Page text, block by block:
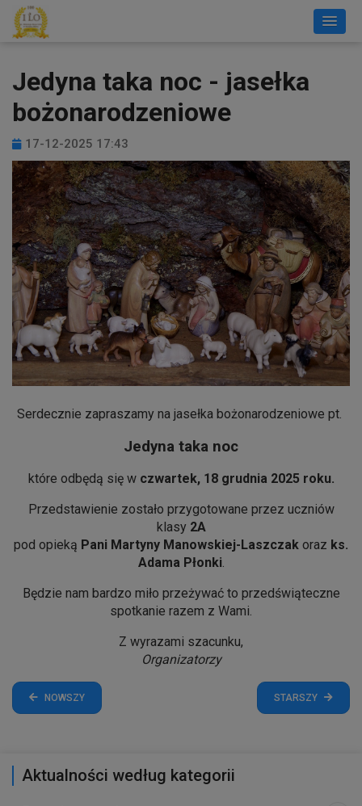
Jedyna taka noc - jasełka
bożonarodzeniowe
17-12-2025 17:43
Serdecznie zapraszamy na jasełka bożonarodzeniowe pt.
Jedyna taka noc
które odbędą się w czwartek, 18 grudnia 2025 roku.
Przedstawienie zostało przygotowane przez uczniów
klasy 2A
pod opieką Pani Martyny Manowskiej-Laszczak oraz ks.
Adama Płonki.
Będzie nam bardzo miło przeżywać to przedświąteczne
spotkanie razem z Wami.
Z wyrazami szacunku,
Organizatorzy
NOWSZY STARSZY
Aktualności według kategorii